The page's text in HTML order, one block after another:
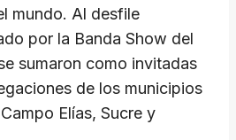
mundo. Al desfile
por la Banda Show del
sumaron como invitadas
de los municipios
Elías, Sucre y